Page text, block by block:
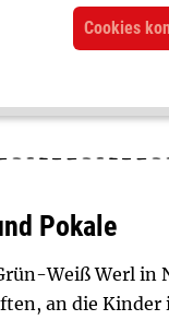
dumm und
der
Pokale
Weiß Werl
an die
Cookies